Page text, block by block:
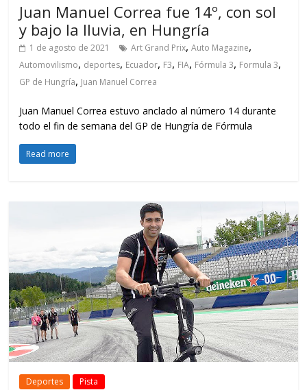
Juan Manuel Correa fue 14º, con sol
y bajo la lluvia, en Hungría
1 de agosto de 2021 Art Grand Prix,Auto Magazine,
Automovilismo, deportes, Ecuador, F3, FIA, Fórmula 3, Formula 3,
GP de Hungría, Juan Manuel Correa
Juan Manuel Correa estuvo anclado al número 14 durante
todo el fin de semana del GP de Hungría de Fórmula
Read more
Deportes Pista